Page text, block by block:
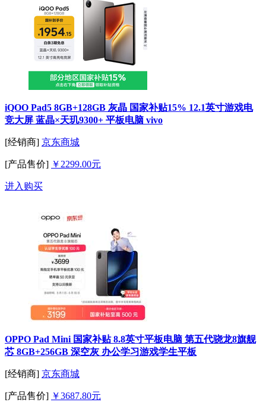
iQOO Pad5 8GB+128GB 灰晶 国家补贴15% 12.1英寸游戏电
竞大屏 蓝晶×天玑9300+ 平板电脑 vivo
[经销商] 京东商城
[产品售价] ￥2299.00元
进入购买
OPPO Pad Mini 国家补贴 8.8英寸平板电脑 第五代骁龙8旗舰
芯 8GB+256GB 深空灰 办公学习游戏学生平板
[经销商] 京东商城
[产品售价] ￥3687.80元